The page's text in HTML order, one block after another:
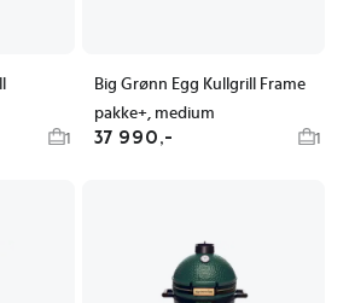
1
Big Grønn Egg Kullgrill Frame
pakke+, medium
37 990,- 1